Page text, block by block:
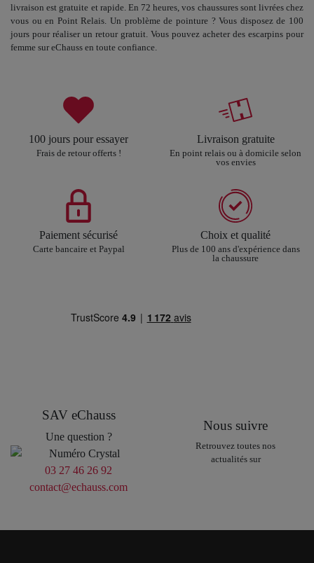
livraison est gratuite et rapide. En 72 heures, vos chaussures sont livrées chez
vous ou en Point Relais. Un problème de pointure ? Vous disposez de 100
jours pour réaliser un retour gratuit. Vous pouvez acheter des escarpins pour
femme sur eChauss en toute confiance.
100 jours pour essayer
Frais de retour offerts !
Livraison gratuite
En point relais ou à domicile selon
vos envies
Paiement sécurisé
Carte bancaire et Paypal
Choix et qualité
Plus de 100 ans d'expérience dans
la chaussure
SAV eChauss
Une question ?
03 27 46 26 92
contact@echauss.com
Nous suivre
Retrouvez toutes nos
actualités sur